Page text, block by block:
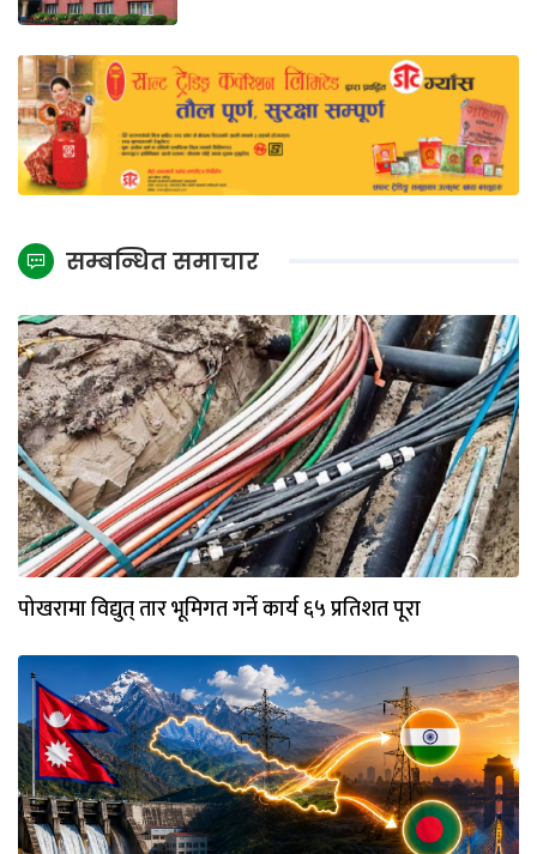
सम्बन्धित समाचार
पोखरामा विद्युत् तार भूमिगत गर्ने कार्य ६५ प्रतिशत पूरा